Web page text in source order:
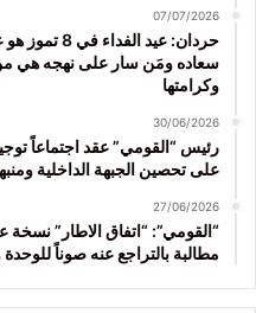
07/07/2026
حردان: عيد
سعاده ومَن سار على نهجه هي من
وكرامتها
30/06/2026
رئيس “القومي” عقد اجتماعاً
على تحصين الجبهة الداخلية
27/06/2026
مطالبة بالتراجع عنه صوناً للوحدة